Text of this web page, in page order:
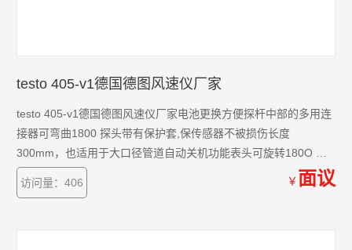
testo 405-v1德国德图风速仪厂家
testo 405-v1德国德图风速仪厂家电池更换方便探杆中部的多用连
接器可弯曲1800 探头带有保护套,保传感器不被损伤长度
300mm，也适用于大口径管道自动关机功能表头可旋转180O 探
杆可旋转900 单位为m/s和m3/h 用途: 通风口测量风速，空调管道
中使用管道固定器来测量风速
访问量：406 ￥ 面议